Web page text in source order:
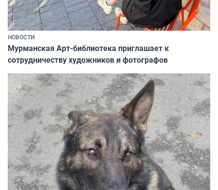
НОВОСТИ
Мурманская Арт-библиотека приглашает к
сотрудничеству художников и фотографов